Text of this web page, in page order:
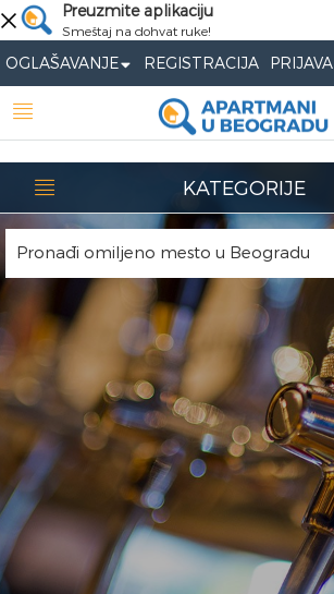
Preuzmite aplikaciju
Smeštaj na dohvat ruke!
OGLAŠAVANJE REGISTRACIJA PRIJAVA
Pronađi omiljeno mesto u Beogradu
KATEGORIJE